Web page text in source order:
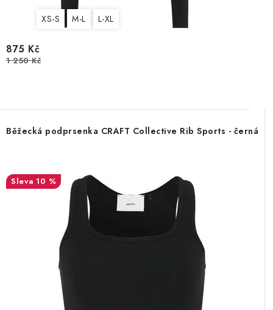
XS-S M-L L-XL
875 Kč
1 250 Kč
Běžecká podprsenka CRAFT Collective Rib Sports - černá
10 %